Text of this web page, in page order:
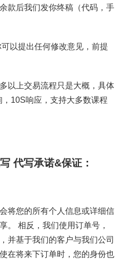
款后我们发你终稿（代码，手
以提出任何修改意见，前提
以上交易流程只是大概，具体
10S响应，支持大多数课程
写代写承诺&保证：
将您的所有个人信息或详细信
。 相反，我们使用订单号，
并基于我们的客户与我们公司
在将来下订单时，您的身份也